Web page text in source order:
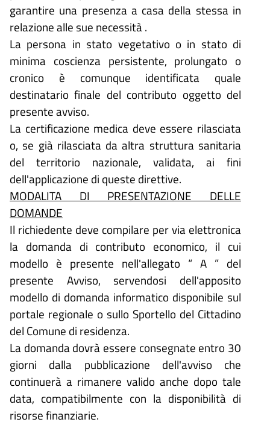
garantire una presenza a casa della stessa in
relazione alle sue necessità .
La persona in stato vegetativo o in stato di
minima coscienza persistente, prolungato o
cronico è comunque identificata quale
destinatario finale del contributo oggetto del
presente avviso.
La certificazione medica deve essere rilasciata
o, se già rilasciata da altra struttura sanitaria
del territorio nazionale, validata, ai fini
dell'applicazione di queste direttive.
MODALITA DI PRESENTAZIONE DELLE
DOMANDE
Il richiedente deve compilare per via elettronica
la domanda di contributo economico, il cui
modello è presente nell'allegato “ A ” del
presente Avviso, servendosi dell'apposito
modello di domanda informatico disponibile sul
portale regionale o sullo Sportello del Cittadino
del Comune di residenza.
La domanda dovrà essere consegnate entro 30
giorni dalla pubblicazione dell'avviso che
continuerà a rimanere valido anche dopo tale
data, compatibilmente con la disponibilità di
risorse finanziarie.